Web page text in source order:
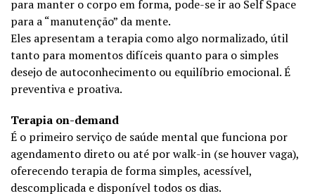
para manter o corpo em forma, pode-se ir ao Self Space
para a “manutenção” da mente.
Eles apresentam a terapia como algo normalizado, útil
tanto para momentos difíceis quanto para o simples
desejo de autoconhecimento ou equilíbrio emocional. É
preventiva e proativa.
Terapia on-demand
É o primeiro serviço de saúde mental que funciona por
agendamento direto ou até por walk-in (se houver vaga),
oferecendo terapia de forma simples, acessível,
descomplicada e disponível todos os dias.